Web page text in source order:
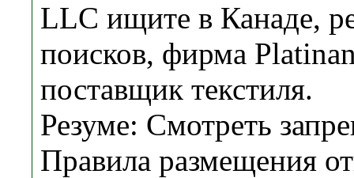
LLC ищите в Канаде,
поисков, фирма
поставщик текстиля.
Резуме: Смотреть
Правила размещения